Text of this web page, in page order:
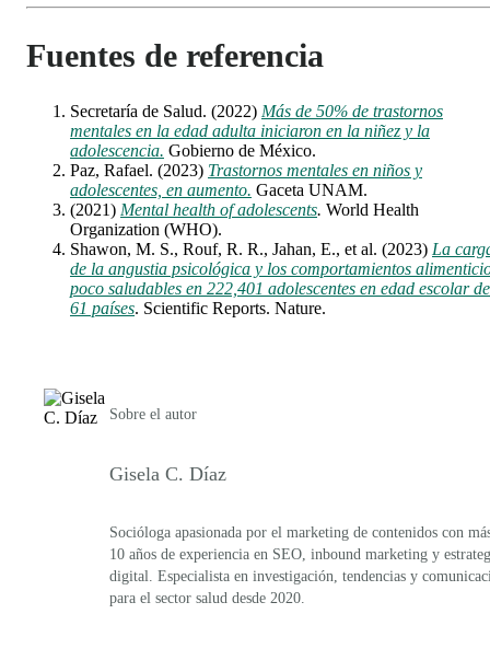
Fuentes de referencia
Secretaría de Salud. (2022) Más de 50% de trastornos
mentales en la edad adulta iniciaron en la niñez y la
adolescencia. Gobierno de México.
Paz, Rafael. (2023) Trastornos mentales en niños y
adolescentes, en aumento. Gaceta UNAM.
(2021) Mental health of adolescents. World Health
Organization (WHO).
Shawon, M. S., Rouf, R. R., Jahan, E., et al. (2023) La
de la angustia psicológica y los comportamientos
poco saludables en 222,401 adolescentes en edad escolar de
61 países. Scientific Reports. Nature.
Sobre el autor
Gisela C. Díaz
Socióloga apasionada por el marketing de contenidos con
10 años de experiencia en SEO, inbound marketing y
digital. Especialista en investigación, tendencias y
para el sector salud desde 2020.